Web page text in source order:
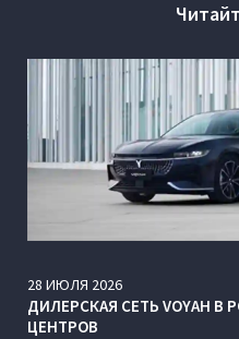
28 ИЮЛЯ 2026
ДИЛЕРСКАЯ СЕТЬ VOYAH В
ЦЕНТРОВ